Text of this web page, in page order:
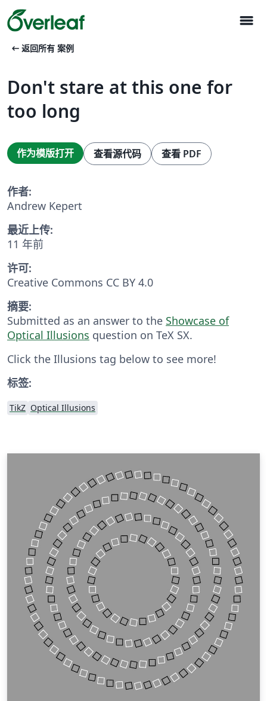
menu
arrow_left_alt 返回所有 案例
Don't stare at this one for
too long
作为模版打开 查看源代码 查看 PDF
作者:
Andrew Kepert
最近上传:
11 年前
许可:
Creative Commons CC BY 4.0
摘要:
Submitted as an answer to the Showcase of
Optical Illusions question on TeX SX.
Click the Illusions tag below to see more!
标签:
TikZ Optical Illusions